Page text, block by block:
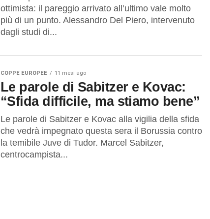
ottimista: il pareggio arrivato all’ultimo vale molto
più di un punto. Alessandro Del Piero, intervenuto
dagli studi di...
COPPE EUROPEE 11 mesi ago
Le parole di Sabitzer e Kovac:
“Sfida difficile, ma stiamo bene”
Le parole di Sabitzer e Kovac alla vigilia della sfida
che vedrà impegnato questa sera il Borussia contro
la temibile Juve di Tudor. Marcel Sabitzer,
centrocampista...